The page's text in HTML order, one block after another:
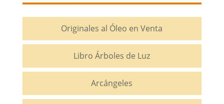
Originales al Óleo en Venta
Libro Árboles de Luz
Arcángeles